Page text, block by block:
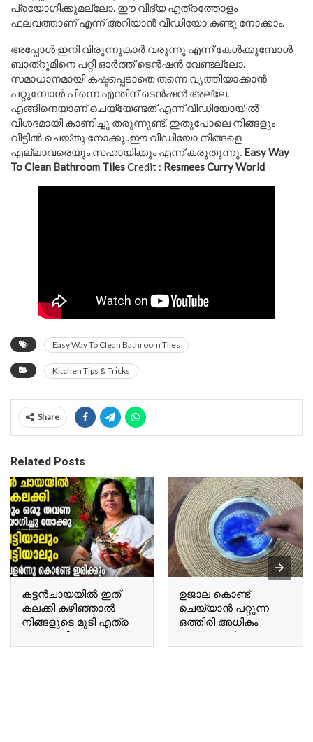
പ്രയോഗിക്കുമല്ലോ. ഈ വിദ്യ എത്രത്തോളം
ഫലവത്താണ് എന്ന് അറിയാൻ വീഡിയോ കണ്ടു നോക്കാം.
അപ്പോൾ ഇനി വിരുന്നുകാർ വരുന്നു എന്ന് കേൾക്കുമ്പോൾ
ബാത്‌റൂമിനെ പറ്റി ഓർത്ത്‌ ടെൻഷൻ വേണ്ടല്ലോ.
സമാധാനമായി കഷ്ടപ്പെടാതെ തന്നെ വൃത്തിയാക്കാൻ
പറ്റുമ്പോൾ പിന്നെ എന്തിന് ടെൻഷൻ അല്ലേ.
എങ്ങിനെയാണ് ചെയ്യേണ്ടത് എന്ന് വീഡിയോയില്‍
വിശദമായി കാണിച്ചു തരുന്നുണ്ട്. ഇതുപോലെ നിങ്ങളും
വീട്ടിൽ ചെയ്തു നോക്കൂ..ഈ വീഡിയോ നിങ്ങളെ
എല്ലാവരെയും സഹായിക്കും എന്ന് കരുതുന്നു. Easy Way
To Clean Bathroom TilesCredit : Resmees Curry World
Easy Way To Clean Bathroom Tiles
Kitchen Tips & Tricks
Share
Related Posts
കട്ടൻചായയിൽ ഇത്
കലക്കി കഴിഞ്ഞാൽ
നിങ്ങളുടെ മുടി എത്ര
കിട്ടും Once you mix this
ഉജാല കൊണ്ട്
ചെയ്യാൻ പറ്റുന്ന
ഒത്തിരി അധികം
things you can do with